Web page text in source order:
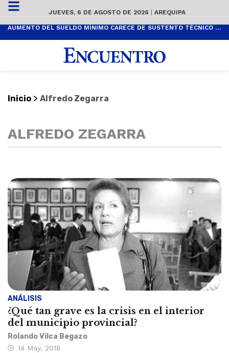
JUEVES, 6 DE AGOSTO DE 2026 | AREQUIPA
AUMENTO DEL SUELDO MÍNIMO CARECE DE SUSTENTO TÉCNICO Y ES POPULISTA
Inicio > Alfredo Zegarra
ALFREDO ZEGARRA
ANÁLISIS
¿Qué tan grave es la crisis en el interior
del municipio provincial?
Rolando Vilca Begazo
14 May, 2018